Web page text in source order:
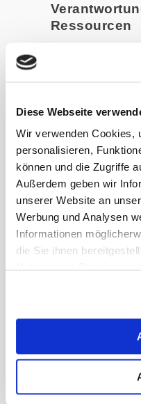
Diese Webseite
Wir verwenden Cookies,
personalisieren,
können und die Zugriffe
Außerdem geben wir
unserer Website an
Werbung und Analysen
Informationen
die Sie ihnen
Ressourcen
eine intensive
viel Zeit, Geduld
erfordert. Neben
für Futter und
Tierarztkosten,
eventuell auch
Ausbildung hinzu.
Gerade für
kann es sinnvoll
Unterstützung
Züchter oder